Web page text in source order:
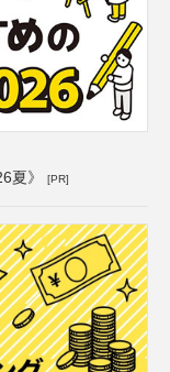
夏》 [PR]